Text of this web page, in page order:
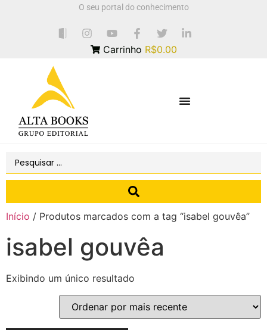
O seu portal do conhecimento
Carrinho R$0.00
Início / Produtos marcados com a tag “isabel gouvêa”
isabel gouvêa
Exibindo um único resultado